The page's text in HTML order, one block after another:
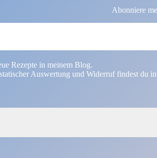
Abonniere
Rezepte in meinem Blog.
Auswertung und Widerruf findest du